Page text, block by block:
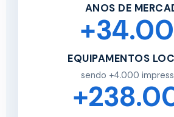
ANOS DE
EQUIPAMENTOS
sendo +4.000